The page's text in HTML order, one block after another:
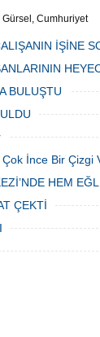
Gürsel, Cumhuriyet
alışverişe gelen
cezaları yüzünden
İŞİNE
BULUŞTU
İnce Bir Çizgi
HEM
ÇEKTİ